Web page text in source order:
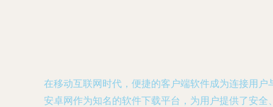
在移动互联网时代，便捷的客户端软件成为连接用
安卓网作为知名的软件下载平台，为用户提供了安